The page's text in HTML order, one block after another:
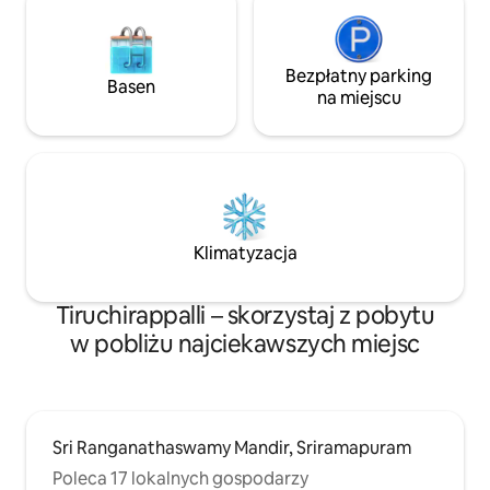
Basen
Bezpłatny parking
na miejscu
Klimatyzacja
Tiruchirappalli – skorzystaj z pobytu
w pobliżu najciekawszych miejsc
Sri Ranganathaswamy Mandir, Sriramapuram
Poleca 17 lokalnych gospodarzy